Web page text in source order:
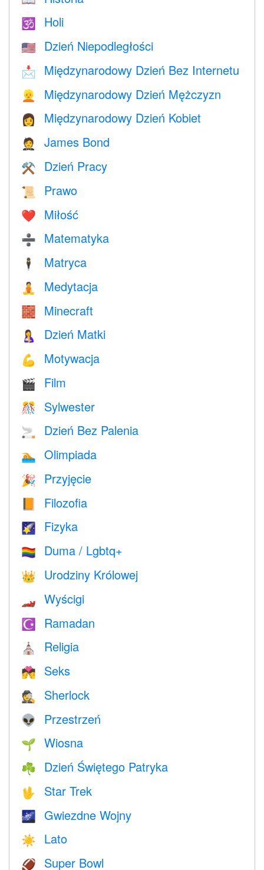
🕉 Holi
🇺🇸 Dzień Niepodległości
📩 Międzynarodowy Dzień Bez Internetu
👱 Międzynarodowy Dzień Mężczyzn
👩 Międzynarodowy Dzień Kobiet
🤵 James Bond
⚒️ Dzień Pracy
📜 Prawo
❤️️ Miłość
➗ Matematyka
🕴️ Matryca
🧘 Medytacja
🧱 Minecraft
🤱 Dzień Matki
💪 Motywacja
🎬 Film
🎊 Sylwester
🚬 Dzień Bez Palenia
🏊 Olimpiada
🎉 Przyjęcie
Filozofia
🌠 Fizyka
🏳️‍🌈 Duma / Lgbtq+
👑 Urodziny Królowej
🏎 Wyścigi
☪️ Ramadan
⛪️ Religia
💏 Seks
🕵️ Sherlock
👽 Przestrzeń
🌱 Wiosna
☘️ Dzień Świętego Patryka
🖖 Star Trek
🌌 Gwiezdne Wojny
☀️ Lato
🏈 Super Bowl